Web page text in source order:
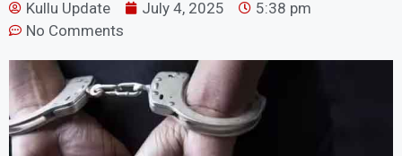
Kullu Update July 4, 2025
5:38 pm
No Comments